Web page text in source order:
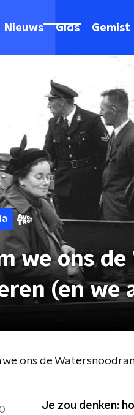
Nieuws Gids Gemist
we ons
(en we
we ons de
Je zou denken: